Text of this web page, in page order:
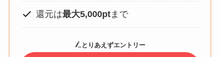
還元は最大5,000ptまで
とりあえずエントリー